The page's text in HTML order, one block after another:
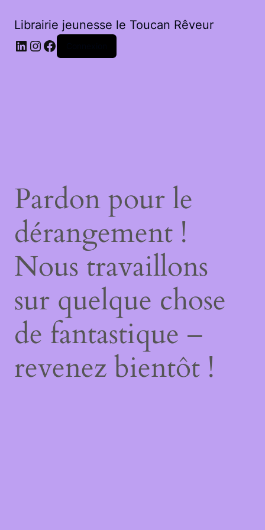
Librairie jeunesse le Toucan Rêveur
LinkedIn
Instagram
Facebook
Pardon pour le
dérangement !
Nous travaillons
sur quelque chose
de fantastique –
revenez bientôt !